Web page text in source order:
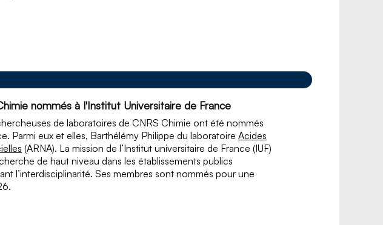
nommés à l'Institut Universitaire de France
de laboratoires de CNRS Chimie ont été nommés
Parmi eux et elles, Barthélémy Philippe du laboratoire Acides
(ARNA). La mission de l’Institut universitaire de France (IUF)
de haut niveau dans les établissements publics
l’interdisciplinarité. Ses membres sont nommés pour une